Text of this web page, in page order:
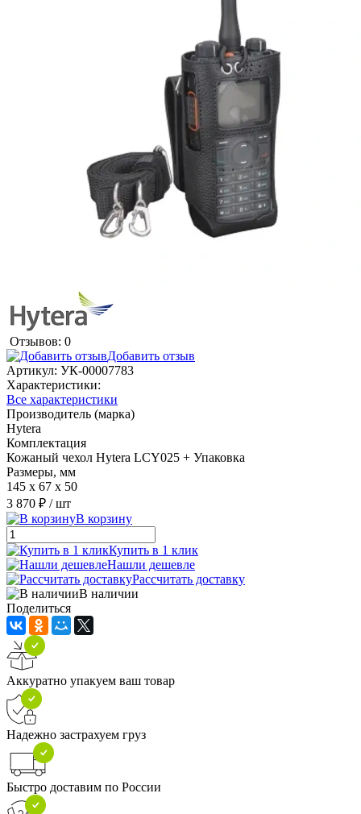
Отзывов: 0
Добавить отзыв
Артикул: УК-00007783
Характеристики:
Все характеристики
Производитель (марка)
Hytera
Комплектация
Кожаный чехол Hytera LCY025 + Упаковка
Размеры, мм
145 x 67 x 50
3 870 ₽ / шт
В корзину
Купить в 1 клик
Нашли дешевле
Рассчитать доставку
В наличии
Поделиться
Аккуратно упакуем ваш товар
Надежно застрахуем груз
Быстро доставим по России